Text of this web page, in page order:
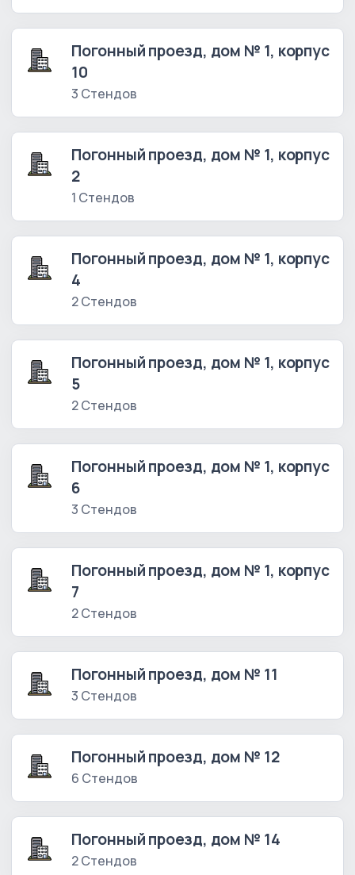
Погонный проезд, дом № 1, корпус
10
3 Стендов
Погонный проезд, дом № 1, корпус
2
1 Стендов
Погонный проезд, дом № 1, корпус
4
2 Стендов
Погонный проезд, дом № 1, корпус
5
2 Стендов
Погонный проезд, дом № 1, корпус
6
3 Стендов
Погонный проезд, дом № 1, корпус
7
2 Стендов
Погонный проезд, дом № 11
3 Стендов
Погонный проезд, дом № 12
6 Стендов
Погонный проезд, дом № 14
2 Стендов